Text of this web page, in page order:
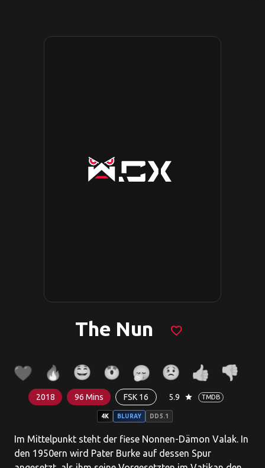
The Nun favorite_border
2018 96 Mins FSK 16 5.9 star TMDB
4K BLURAY DD5.1
Im Mittelpunkt steht der fiese Nonnen-Dämon Valak. In
den 1950ern wird Pater Burke auf dessen Spur